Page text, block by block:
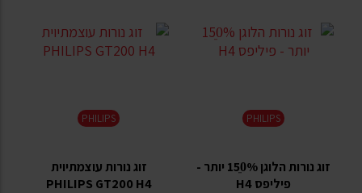
PHILIPS
זוג נורות הלוגן 150ֵ% יותר -
פיליפס H4
PHILIPS
זוג נורות עוצמתיוית
PHILIPS GT200 H4